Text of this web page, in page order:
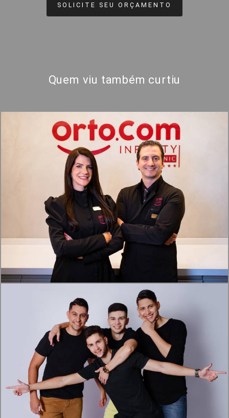
SOLICITE SEU ORÇAMENTO
Quem viu também curtiu
1516 0
1625